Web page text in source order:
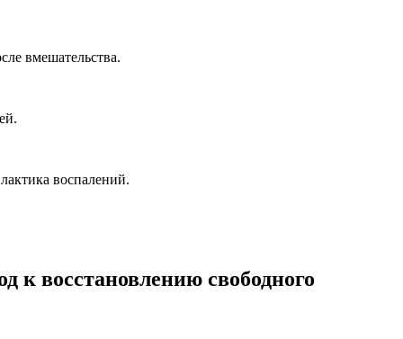
вмешательства.
воспалений.
к восстановлению свободного